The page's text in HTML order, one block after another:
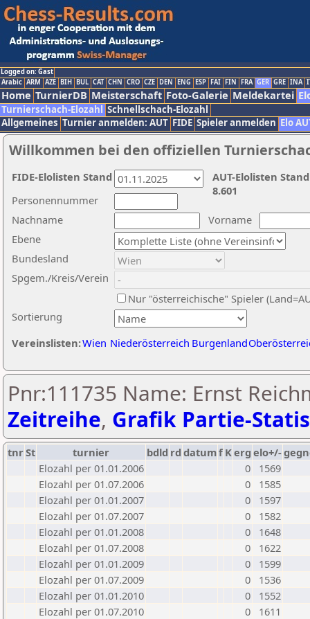
Logged on: Gast
Arabic ARM AZE BIH BUL CAT CHN CRO CZE DEN ENG ESP FAI FIN FRA GER GRE INA
Home TurnierDB Meisterschaft Foto-Galerie Meldekartei
Turnierschach-Elozahl Schnellschach-Elozahl
Allgemeines Turnier anmelden: AUT FIDE Spieler anmelden Elo
Willkommen bei den offiziellen
Nachname
Vorname
Ebene
Sortierung
Personennummer
Bundesland
Spgem./Kreis/Verein
Nur "österreichische" Spieler
Vereinslisten:Wien Niederösterreich Burgenland
AUT-Elolisten
8.601
FIDE-Elolisten Stand
Pnr:111735 Name: Ernst
Zeitreihe, Grafik Partie-
tnrSt turnier bdld rd datumf Kerg elo+/-
Elozahl per 01.01.2006
0
1569
Elozahl per 01.07.2006
0
1585
Elozahl per 01.01.2007
0
1597
Elozahl per 01.07.2007
0
1582
Elozahl per 01.01.2008
0
1648
Elozahl per 01.07.2008
0
1622
Elozahl per 01.01.2009
0
1599
Elozahl per 01.07.2009
0
1536
Elozahl per 01.01.2010
0
1552
Elozahl per 01.07.2010
0
1611